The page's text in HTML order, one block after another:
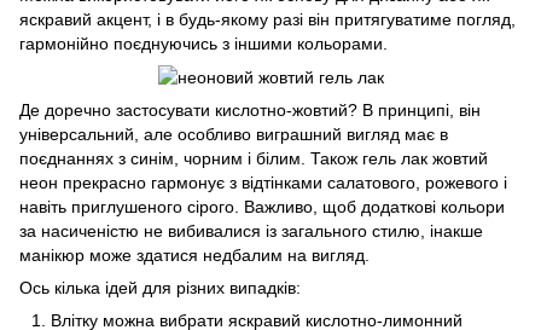
яскравий акцент, і в будь-якому разі він притягуватиме погляд,
гармонійно поєднуючись з іншими кольорами.
Де доречно застосувати кислотно-жовтий? В принципі, він
універсальний, але особливо виграшний вигляд має в
поєднаннях з синім, чорним і білим. Також гель лак жовтий
неон прекрасно гармонує з відтінками салатового, рожевого і
навіть приглушеного сірого. Важливо, щоб додаткові кольори
за насиченістю не вибивалися із загального стилю, інакше
манікюр може здатися недбалим на вигляд.
Ось кілька ідей для різних випадків:
Влітку можна вибрати яскравий кислотно-лимонний